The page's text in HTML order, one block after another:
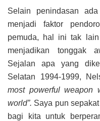
Selain penindasan
menjadi faktor
pemuda, hal ini tak
menjadikan tonggak
Sejalan apa yang
Selatan 1994-1999,
most powerful weapon
world”. Saya pun
bagi kita untuk